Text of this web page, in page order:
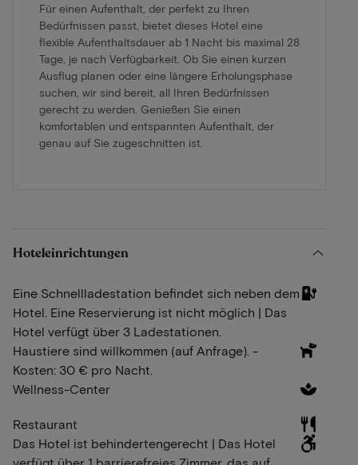
Für einen Aufenthalt, der perfekt zu Ihren
Bedürfnissen passt, bietet dieses Hotel eine
flexible Aufenthaltsdauer ab 1 Nacht bis maximal 28
Tage, je nach Verfügbarkeit. Ob Sie einen kurzen
Ausflug planen oder eine längere Erholungsphase
suchen, wir sind bereit, all Ihren Bedürfnissen
gerecht zu werden. Genießen Sie einen
komfortablen und entspannten Aufenthalt, der
genau auf Sie zugeschnitten ist.
Hoteleinrichtungen
Eine Schnellladestation befindet sich neben dem
Hotel. Eine Reservierung ist nicht möglich | Das
Hotel verfügt über 3 Ladestationen.
Haustiere sind willkommen (auf Anfrage). -
Kosten: 30 € pro Nacht.
Wellness-Center
Restaurant
Das Hotel ist behindertengerecht | Das Hotel